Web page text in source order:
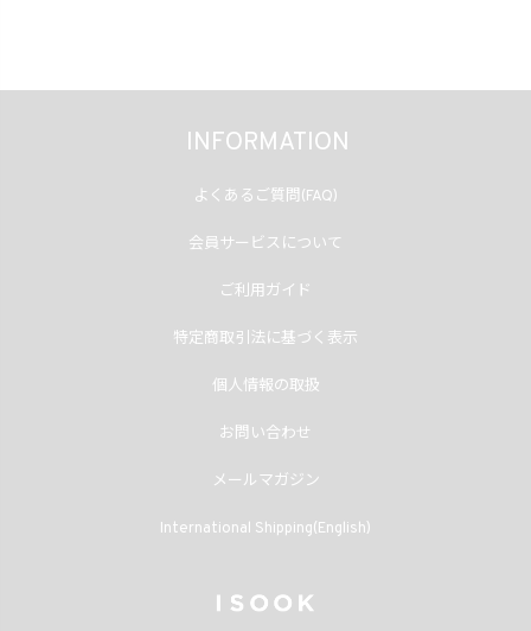
INFORMATION
よくあるご質問(FAQ)
会員サービスについて
ご利用ガイド
特定商取引法に基づく表示
個人情報の取扱
お問い合わせ
メールマガジン
International Shipping(English)